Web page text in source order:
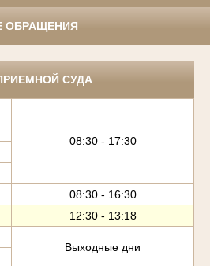
ОБРАЩЕНИЯ
СУДА
08:30 - 17:30
08:30 - 16:30
12:30 - 13:18
Выходные дни